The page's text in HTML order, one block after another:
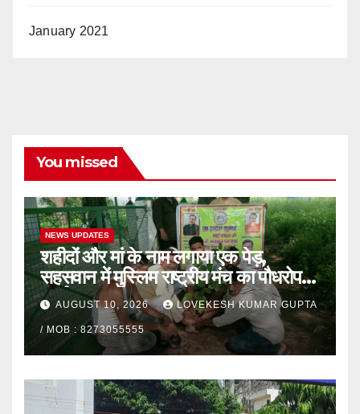
January 2021
You missed
NEWS UPDATES
शहीदों और मां के नाम लगाया एक पेड़,
सहसवान में मुस्लिम राष्ट्रीय मंच का पौधरोपण
कार्यक्रम
AUGUST 10, 2026 LOVEKESH KUMAR GUPTA
/ MOB : 8273055555